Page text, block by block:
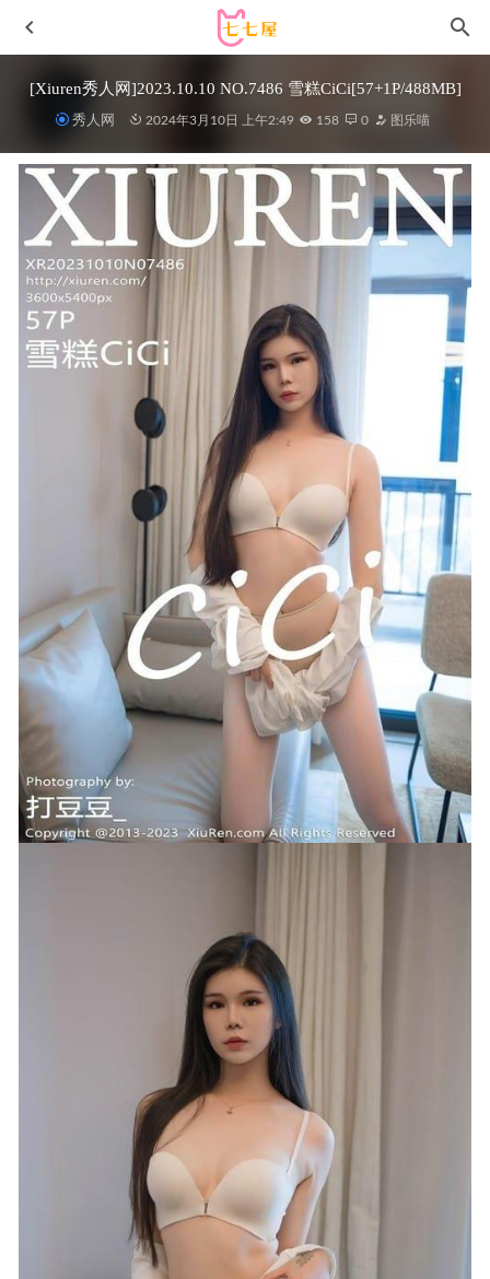
[Xiuren秀人网]2023.10.10 NO.7486 雪糕CiCi[57+1P/488MB]
秀人网 2024年3月10日 上午2:49 158 0 图乐喵
封疆疆v – NO.59 花园旗袍新泽西旗袍[43P-627MB]
05-22
小仓千代w – NO.042 1月舰长 柴郡泳装[22P-111MB]
2023-
Yebin – Sexy Angels [38P1V-646MB] 2023-05-07
过期米线线喵 – NO.170 中华娘 [22P-239MB]
2026-04-14
秀人网 – 2021.03.22 VOL.3228 梦心月[71+1P677M] 2022-